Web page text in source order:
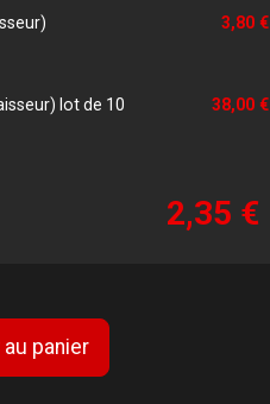
3,80 €
lot de 10 38,00 €
2,35 €
panier